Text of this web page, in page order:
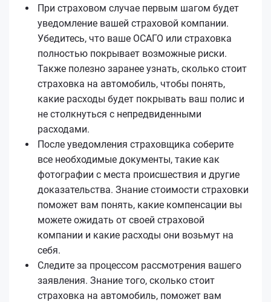
При страховом случае первым шагом будет
уведомление вашей страховой компании.
Убедитесь, что ваше ОСАГО или страховка
полностью покрывает возможные риски.
Также полезно заранее узнать, сколько стоит
страховка на автомобиль, чтобы понять,
какие расходы будет покрывать ваш полис и
не столкнуться с непредвиденными
расходами.
После уведомления страховщика соберите
все необходимые документы, такие как
фотографии с места происшествия и другие
доказательства. Знание стоимости страховки
поможет вам понять, какие компенсации вы
можете ожидать от своей страховой
компании и какие расходы они возьмут на
себя.
Следите за процессом рассмотрения вашего
заявления. Знание того, сколько стоит
страховка на автомобиль, поможет вам